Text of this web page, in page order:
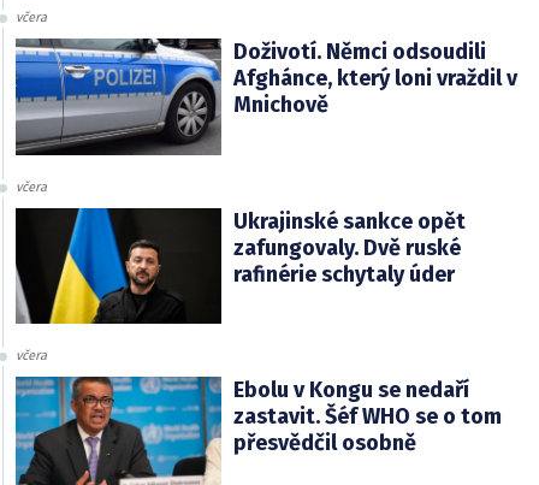
včera
Doživotí. Němci odsoudili
Afghánce, který loni vraždil v
Mnichově
včera
Ukrajinské sankce opět
zafungovaly. Dvě ruské
rafinérie schytaly úder
včera
Ebolu v Kongu se nedaří
zastavit. Šéf WHO se o tom
přesvědčil osobně